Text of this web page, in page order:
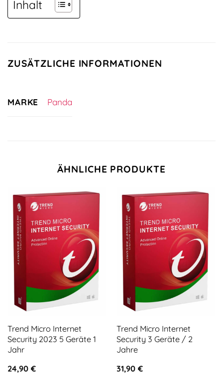
Inhalt
ZUSÄTZLICHE INFORMATIONEN
MARKE Panda
ÄHNLICHE PRODUKTE
Trend Micro Internet
Security 2023 5 Geräte 1
Jahr
24,90 €
Trend Micro Internet
Security 3 Geräte / 2
Jahre
31,90 €